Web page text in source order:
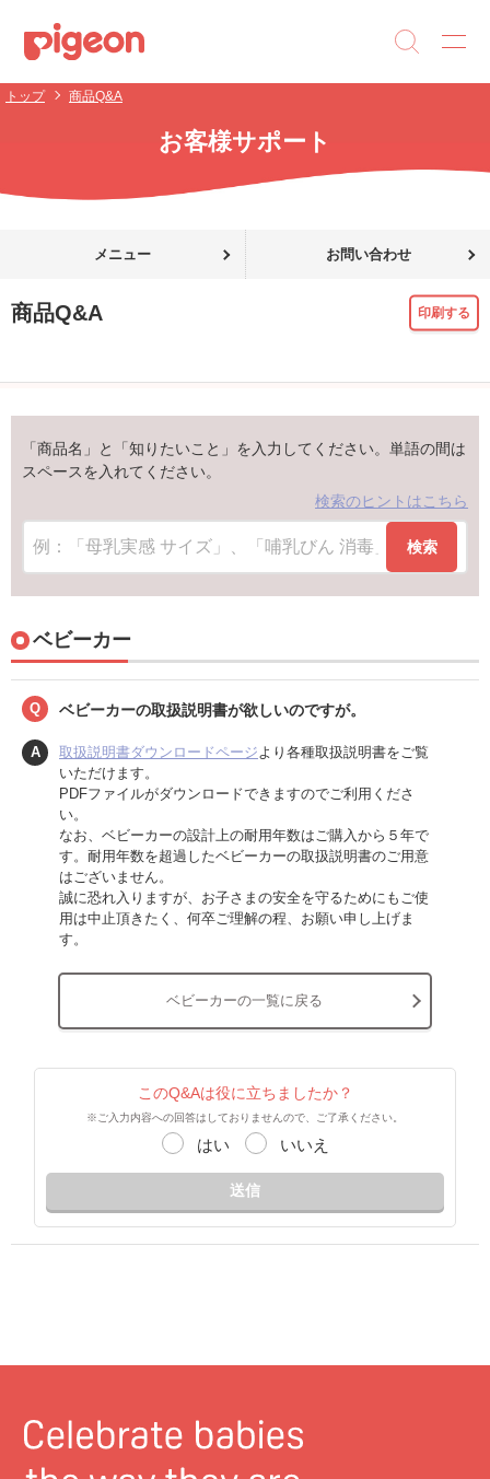
トップ 商品Q&A
お客様サポート
メニュー お問い合わせ
商品Q&A 印刷する
「商品名」と「知りたいこと」を入力してください。単語の間は
スペースを入れてください。
検索のヒントはこちら
検索
ベビーカー
Q ベビーカーの取扱説明書が欲しいのですが。
A 取扱説明書ダウンロードページより各種取扱説明書をご覧
いただけます。
PDFファイルがダウンロードできますのでご利用くださ
い。
なお、ベビーカーの設計上の耐用年数はご購入から５年で
す。耐用年数を超過したベビーカーの取扱説明書のご用意
はございません。
誠に恐れ入りますが、お子さまの安全を守るためにもご使
用は中止頂きたく、何卒ご理解の程、お願い申し上げま
す。
ベビーカーの一覧に戻る
このQ&Aは役に立ちましたか？
※ご入力内容への回答はしておりませんので、ご了承ください。
はい いいえ
送信